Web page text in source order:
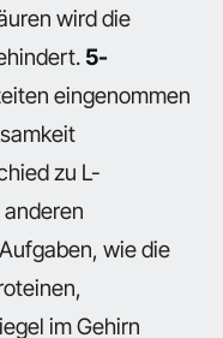
wird die
5-
eingenommen
zu L-
wie die
im Gehirn